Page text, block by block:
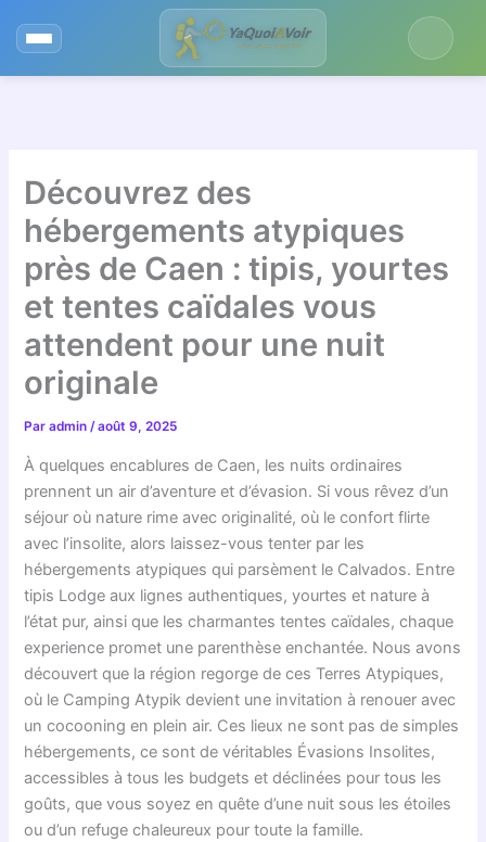
Découvrez des
hébergements atypiques
près de Caen : tipis, yourtes
et tentes caïdales vous
attendent pour une nuit
originale
Paradmin/août 9, 2025
À quelques encablures de Caen, les nuits ordinaires
prennent un air d’aventure et d’évasion. Si vous rêvez d’un
séjour où nature rime avec originalité, où le confort flirte
avec l’insolite, alors laissez-vous tenter par les
hébergements atypiques qui parsèment le Calvados. Entre
tipis Lodge aux lignes authentiques, yourtes et nature à
l’état pur, ainsi que les charmantes tentes caïdales, chaque
experience promet une parenthèse enchantée. Nous avons
découvert que la région regorge de ces Terres Atypiques,
où le Camping Atypik devient une invitation à renouer avec
un cocooning en plein air. Ces lieux ne sont pas de simples
hébergements, ce sont de véritables Évasions Insolites,
accessibles à tous les budgets et déclinées pour tous les
goûts, que vous soyez en quête d’une nuit sous les étoiles
ou d’un refuge chaleureux pour toute la famille.